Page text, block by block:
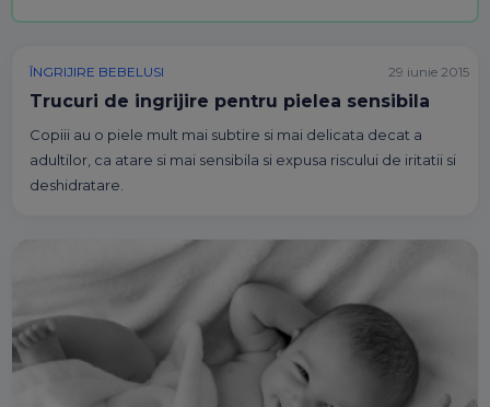
ÎNGRIJIRE BEBELUSI
Trucuri de ingrijire pentru pielea sensibila
Copiii au o piele mult mai subtire si mai delicata decat a
adultilor, ca atare si mai sensibila si expusa riscului de iritatii si
deshidratare.
29 iunie 2015